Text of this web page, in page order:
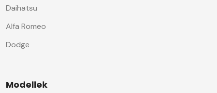
Daihatsu
Alfa Romeo
Dodge
Modellek